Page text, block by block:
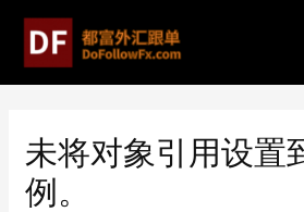
未将对象引用设置
例。